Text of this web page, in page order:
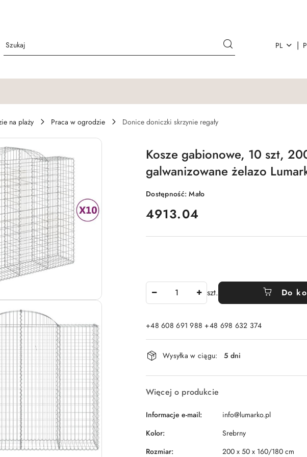
PL |
na plaży Praca w ogrodzie Donice doniczki skrzynie regały
Kosze gabionowe, 10 szt,
galwanizowane żelazo
Dostępność:Mało
cena:
4913.04
szt. Do
+48 608 691 988 +48 698 632 374
Dostępność
i
dostawa
Wysyłka w ciągu: 5 dni
Więcej o produkcie
Informacje e-mail:
info@lumarko.pl
Kolor:
Srebrny
Rozmiar:
200 x 50 x 160/180 cm